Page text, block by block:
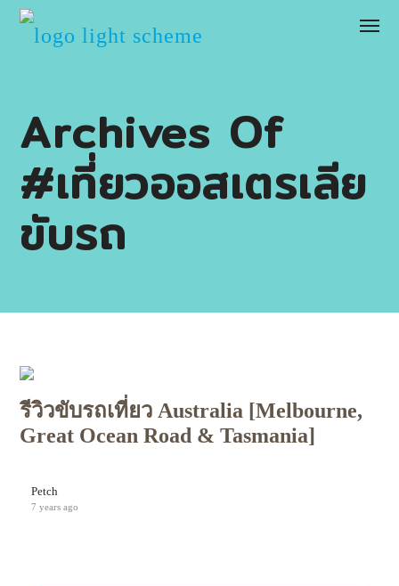
Archives Of
#เที่ยวออสเตรเลีย
ขับรถ
รีวิวขับรถเที่ยว Australia [Melbourne,
Great Ocean Road & Tasmania]
Petch
7 years ago